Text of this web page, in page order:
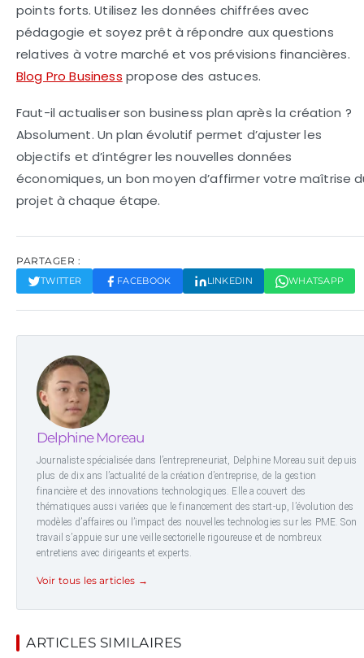
points forts. Utilisez les données chiffrées avec
pédagogie et soyez prêt à répondre aux questions
relatives à votre marché et vos prévisions financières.
Blog Pro Business propose des astuces.
Faut-il actualiser son business plan après la création ?
Absolument. Un plan évolutif permet d’ajuster les
objectifs et d’intégrer les nouvelles données
économiques, un bon moyen d’affirmer votre maîtrise
projet à chaque étape.
PARTAGER :
TWITTER FACEBOOK LINKEDIN WHATSAPP
Delphine Moreau
Journaliste spécialisée dans l’entrepreneuriat, Delphine Moreau suit depuis
plus de dix ans l’actualité de la création d’entreprise, de la gestion
financière et des innovations technologiques. Elle a couvert des
thématiques aussi variées que le financement des start-up, l’évolution des
modèles d’affaires ou l’impact des nouvelles technologies sur les PME. Son
travail s’appuie sur une veille sectorielle rigoureuse et de nombreux
entretiens avec dirigeants et experts.
Voir tous les articles →
ARTICLES SIMILAIRES